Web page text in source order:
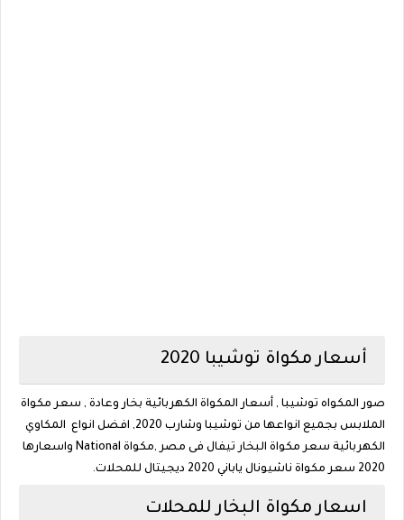
أسعار مكواة توشيبا 2020
صور المكواه توشيبا , أسعار المكواة الكهربائية بخار وعادة , سعر مكواة
الملابس بجميع انواعها من توشيبا وشارب 2020, افضل انواع المكاوي
الكهربائية سعر مكواة البخار تيفال فى مصر ,مكواة National واسعارها
2020 سعر مكواة ناشيونال ياباني 2020 ديجيتال للمحلات.
اسعار مكواة البخار للمحلات